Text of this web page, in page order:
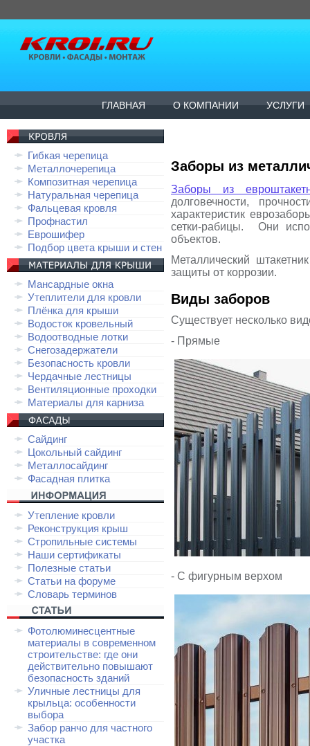
ГЛАВНАЯ О КОМПАНИИ УСЛУГИ
Гибкая черепица
Металлочерепица
Композитная черепица
Натуральная черепица
Фальцевая кровля
Профнастил
Еврошифер
Подбор цвета крыши и стен
Мансардные окна
Утеплители для кровли
Плёнка для крыши
Водосток кровельный
Водоотводные лотки
Снегозадержатели
Безопасность кровли
Чердачные лестницы
Вентиляционные проходки
Материалы для карниза
Сайдинг
Цокольный сайдинг
Металлосайдинг
Фасадная плитка
Утепление кровли
Реконструкция крыш
Стропильные системы
Наши сертификаты
Полезные статьи
Статьи на форуме
Словарь терминов
Фотолюминесцентные
материалы в современном
строительстве: где они
действительно повышают
безопасность зданий
Уличные лестницы для
крыльца: особенности
выбора
Забор ранчо для частного
участка
Заборы из
Заборы из
долговечности,
характеристик
сетки-рабицы. Они
объектов.
Металлический
защиты от коррозии.
Виды заборов
Существует несколько
- Прямые
- С фигурным верхом